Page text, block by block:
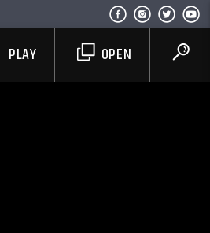
OPEN
PLAY